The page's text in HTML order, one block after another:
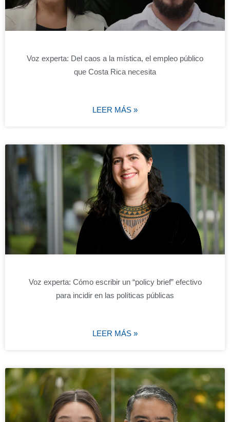
Voz experta: Del caos a la mística, el empleo público
que Costa Rica necesita
LEER MÁS »
Voz experta: Cómo escribir un “policy brief” efectivo
para incidir en las políticas públicas
LEER MÁS »